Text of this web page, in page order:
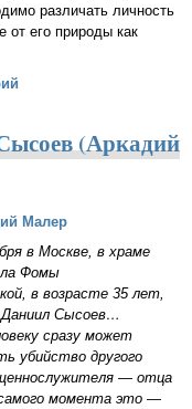
различать личность
от его природы как
аскетики и
(Аркадий
Малер
в Москве, в храме
Фомы
в возрасте 35 лет,
Сысоев…
сразу может
убийство другого
— отца
момента это —